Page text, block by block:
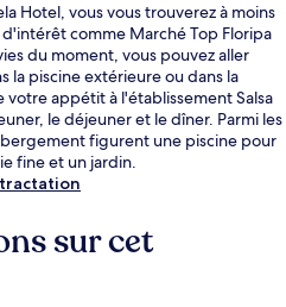
Hotel, vous vous trouverez à moins
comme Marché Top Floripa
du moment, vous pouvez aller
la piscine extérieure ou dans la
appétit à l'établissement Salsa
le déjeuner et le dîner. Parmi les
figurent une piscine pour
fine et un jardin.
sur cet